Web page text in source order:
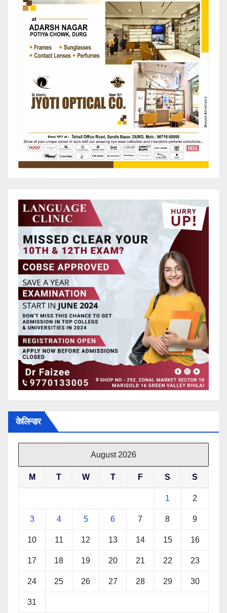
केलिन्डर
August 2026
M T W T F S S
1 2
3 4 5 6 7 8 9
10 11 12 13 14 15 16
17 18 19 20 21 22 23
24 25 26 27 28 29 30
31